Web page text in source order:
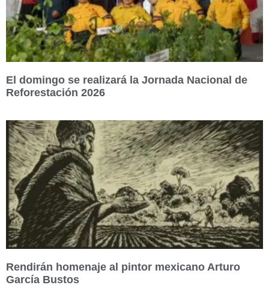
El domingo se realizará la Jornada Nacional de
Reforestación 2026
Rendirán homenaje al pintor mexicano Arturo
García Bustos